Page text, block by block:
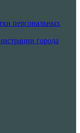
персональных
города